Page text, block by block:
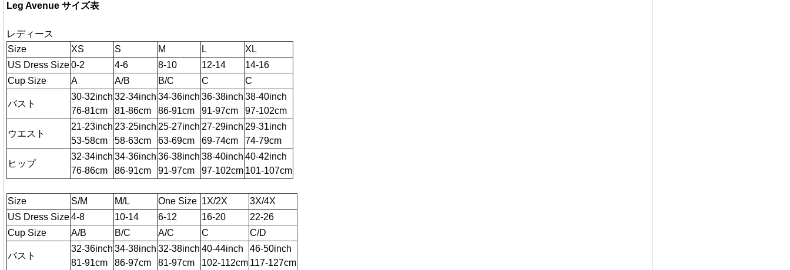
Leg Avenue サイズ表
レディース
Size
XS S M L
XL
US Dress Size0-2 4-6 8-10 12-14
14-16
Cup Size
A A/B B/C C C
バスト
30-32inch
76-81cm
32-34inch
81-86cm
34-36inch
86-91cm
36-38inch
91-97cm
38-40inch
97-102cm
ウエスト
21-23inch
53-58cm
23-25inch
58-63cm
25-27inch
63-69cm
27-29inch
69-74cm
29-31inch
74-79cm
ヒップ
32-34inch
76-86cm
34-36inch
86-91cm
36-38inch
91-97cm
38-40inch
97-102cm
40-42inch
101-107cm
Size S/M M/L One Size 1X/2X
3X/4X
US Dress Size4-8 10-14 6-12 16-20
22-26
Cup Size
A/B B/C A/C C C/D
バスト
32-36inch
81-91cm
34-38inch
86-97cm
32-38inch
81-97cm
40-44inch
102-112cm
46-50inch
117-127cm